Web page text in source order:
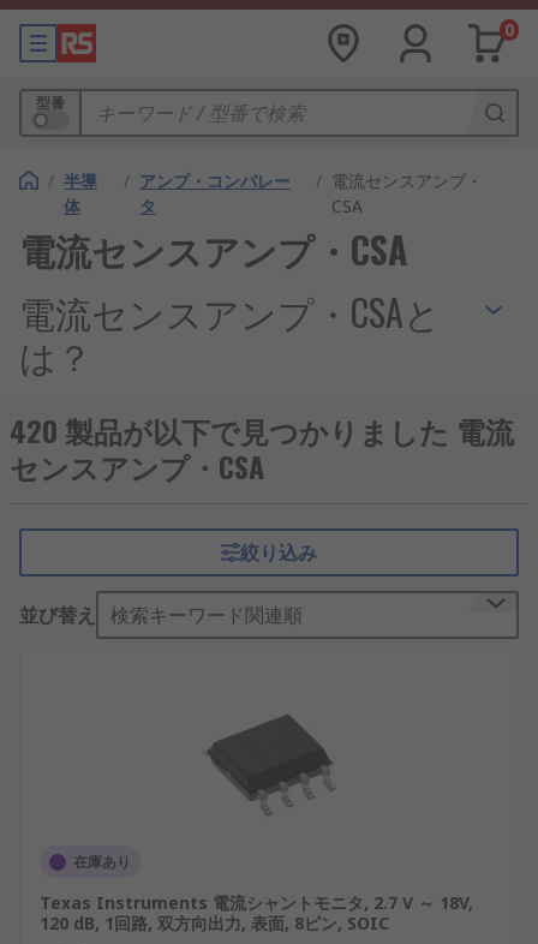
0
型番
/ 半導
体
/ アンプ・コンパレー
タ
/ 電流センスアンプ・
CSA
電流センスアンプ・CSA
電流センスアンプ・CSAと
は？
電流検知アンプ (CSA) は、回路内の電流を測定およ
び監視するように設計された特殊な半導体 です。電
流の流れを正確に検出することで、電子システムの
ーシステムからロボット工学に至るまでのさまざま
なアプリケーションで不可欠なものとなっていま
電流検知アンプの仕組み
抵抗器と呼ばれる) の両端の電圧降下を測定するこ
とで動作します。電流に比例するこの小さな電圧降
下は、CSA によって増幅され、マイクロコントロー
などの他のコンポーネント
で処理できる信号を生成します。
CSA は、高電流と低電流の両方を正確に測定できる
ことが特に高く評価されています。多くの設計で
420 製品が以下で見つかりました 電流
センスアンプ・CSA
絞り込み
並び替え 検索キーワード関連順
在庫あり
Texas Instruments 電流シャントモニタ, 2.7 V ～ 18V,
120 dB, 1回路, 双方向出力, 表面, 8ピン, SOIC